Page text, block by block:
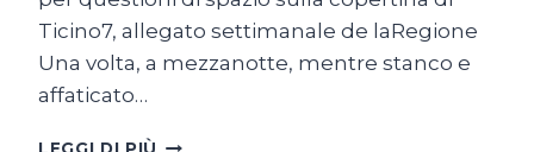
Ticino7, allegato settimanale de laRegione
Una volta, a mezzanotte, mentre stanco e
affaticato…